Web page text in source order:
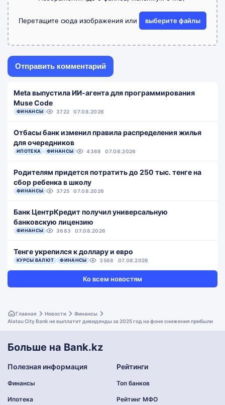
Перетащите сюда изображения или выберите файлы
Meta выпустила ИИ-агента для программирования
Muse Code
ФИНАНСЫ 3722 07.08.2026
Отбасы банк изменил правила распределения жилья
для очередников
ИПОТЕКА ФИНАНСЫ 4368 07.08.2026
Родителям придется потратить до 250 тыс. тенге на
сбор ребенка в школу
ФИНАНСЫ 3725 07.08.2026
Банк ЦентрКредит получил универсальную
банковскую лицензию
ФИНАНСЫ 3683 07.08.2026
Тенге укрепился к доллару и евро
КУРСЫ ВАЛЮТ ФИНАНСЫ 3568 07.08.2026
Ко всем новостям
Главная Новости
Финансы
Alatau City Bank не выплатит дивиденды за 2025 год на фоне снижения прибыли
Больше на Bank.kz
Полезная информация
Финансы
Ипотека
Рейтинги
Топ банков
Рейтинг МФО